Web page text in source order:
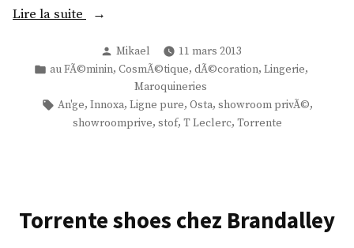
o
r
r
a
s
r
e
s
,
n
Lire la suite
n
n
Publié
par
Mikael
11 mars 2013
Publié
au FÃ©minin, CosmÃ©tique, dÃ©coration, Lingerie,
Maroquineries
Étiquettes :
An'ge, Innoxa, Ligne pure, Osta, showroom privÃ©,
showroomprive, stof, T Leclerc, Torrente
Torrente shoes chez Brandalley